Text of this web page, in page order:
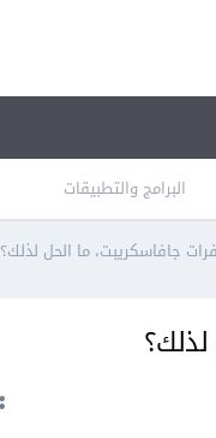
البرامج والتطبيقات
جافاسكريبت، ما الحل لذلك؟